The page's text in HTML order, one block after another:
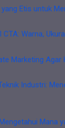
Etis untuk
Warna,
Marketing Agar
Industri:
Mana